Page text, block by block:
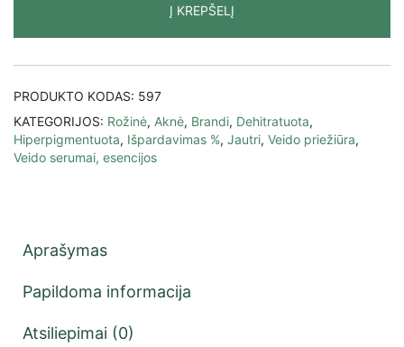
Į KREPŠELĮ
PRODUKTO KODAS: 597
KATEGORIJOS: Rožinė, Aknė, Brandi, Dehitratuota,
Hiperpigmentuota, Išpardavimas %, Jautri, Veido priežiūra,
Veido serumai, esencijos
Aprašymas
Papildoma informacija
Atsiliepimai (0)